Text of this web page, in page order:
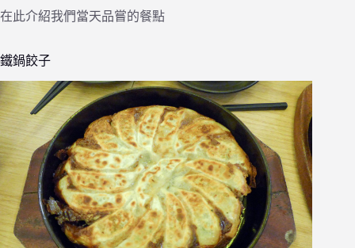
在此介紹我們當天品嘗的餐點
鐵鍋餃子